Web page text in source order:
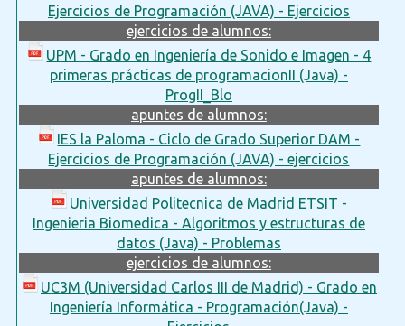
Ejercicios de Programación (JAVA) - Ejercicios
ejercicios de alumnos:
UPM - Grado en Ingeniería de Sonido e Imagen - 4
primeras prácticas de programacionII (Java) -
ProgII_Blo
apuntes de alumnos:
IES la Paloma - Ciclo de Grado Superior DAM -
Ejercicios de Programación (JAVA) - ejercicios
apuntes de alumnos:
Universidad Politecnica de Madrid ETSIT -
Ingenieria Biomedica - Algoritmos y estructuras de
datos (Java) - Problemas
ejercicios de alumnos:
UC3M (Universidad Carlos III de Madrid) - Grado en
Ingeniería Informática - Programación(Java) -